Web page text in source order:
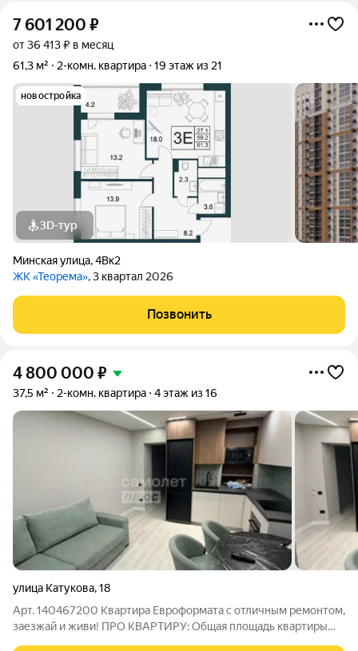
7 601 200 ₽
от 36 413 ₽ в месяц
61,3 м²
2-комн. квартира 19 этаж из 21
новостройка
3D-тур
Минская улица,4Вк2
ЖК «Теорема», 3 квартал 2026
Позвонить
4 800 000 ₽
37,5 м² 2-комн. квартира 4 этаж из 16
улица Катукова,18
Арт. 140467200 Квартира Евроформата с отличным ремонтом,
заезжай и живи! ПРО КВАРТИРУ: Общая площадь квартиры